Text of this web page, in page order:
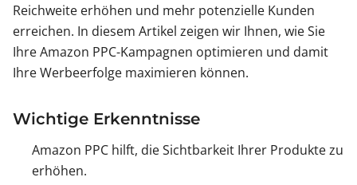
Reichweite erhöhen und mehr potenzielle Kunden
erreichen. In diesem Artikel zeigen wir Ihnen, wie Sie
Ihre Amazon PPC-Kampagnen optimieren und damit
Ihre Werbeerfolge maximieren können.
Wichtige Erkenntnisse
Amazon PPC hilft, die Sichtbarkeit Ihrer Produkte zu
erhöhen.